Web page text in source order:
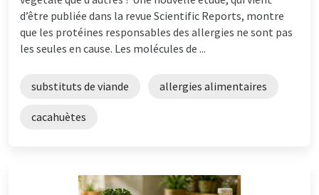
d’être publiée dans la revue Scientific Reports, montre
que les protéines responsables des allergies ne sont pas
les seules en cause. Les molécules de ...
substituts de viande allergies alimentaires
cacahuètes